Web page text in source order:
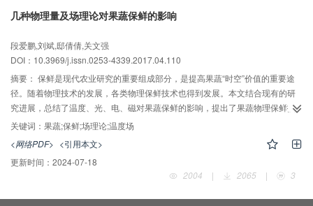
几种物理量及场理论对果蔬保鲜的影响
段爱鹏,刘斌,邸倩倩,关文强
DOI：10.3969/j.issn.0253-4339.2017.04.110
摘要： 保鲜是现代农业研究的重要组成部分，是提高果蔬“时空”价值的重要途
径。随着物理技术的发展，各类物理保鲜技术也得到发展。本文结合现有的研
究进展，总结了温度、光、电、磁对果蔬保鲜的影响，提出了果蔬物理保鲜技
术的要点：1）控制温度场的均匀性和波动性，以减缓新陈代谢和水分流失；
2）适当的光照强度、电场强度和磁场强度也能够提高果蔬的贮藏时间，减少营
养物质的流失。
关键词： 果蔬;保鲜;场理论;温度场
<网络PDF> <引用本文>
更新时间： 2024-07-18
2004
| 2065 | 3